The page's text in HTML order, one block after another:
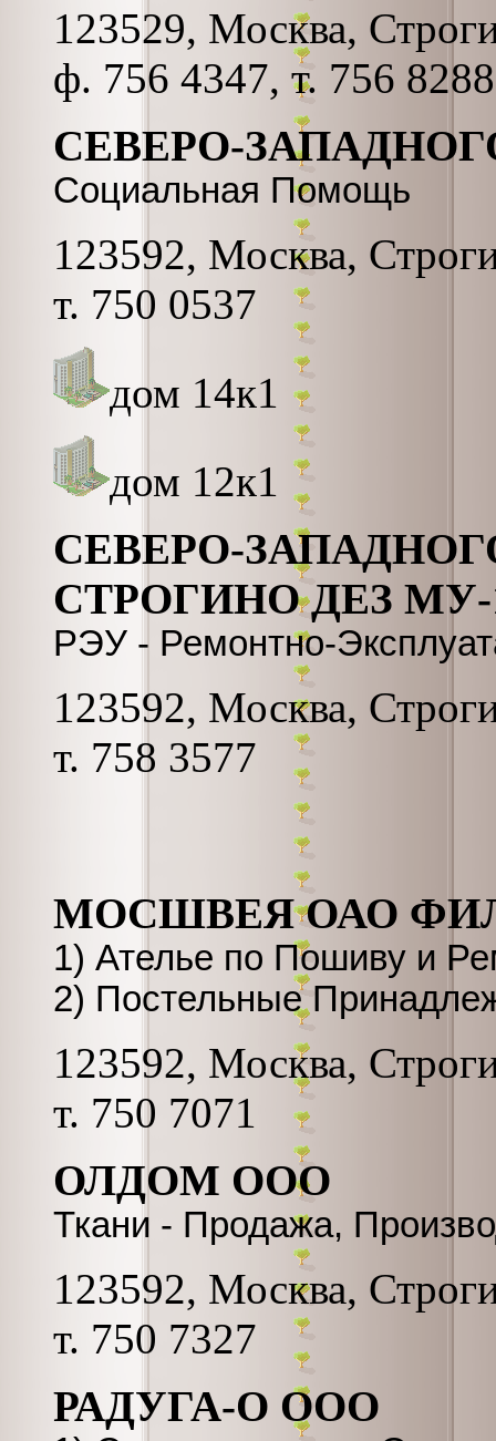
123529, Москва,
ф. 756 4347, т. 756 8288
СЕВЕРО-
Социальная Помощь
123592, Москва,
т. 750 0537
дом 14к1
дом 12к1
СЕВЕРО-
СТРОГИНО ДЕЗ
РЭУ - Ремонтно-
123592, Москва,
т. 758 3577
МОСШВЕЯ ОАО
1) Ателье по Пошиву и
2) Постельные
123592, Москва,
т. 750 7071
ОЛДОМ ООО
Ткани - Продажа,
123592, Москва,
т. 750 7327
РАДУГА-О ООО